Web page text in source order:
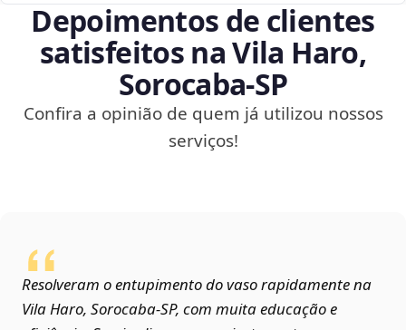
Depoimentos de clientes
satisfeitos na Vila Haro,
Sorocaba‑SP
Confira a opinião de quem já utilizou nossos
serviços!
Resolveram o entupimento do vaso rapidamente na
Vila Haro, Sorocaba‑SP, com muita educação e